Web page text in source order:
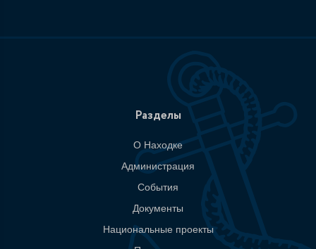
Разделы
О Находке
Администрация
События
Документы
Национальные проекты